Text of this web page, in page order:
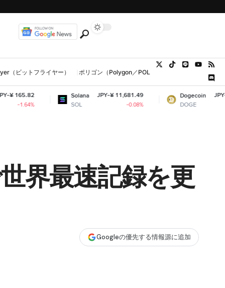
（ビットフライヤー） ポリゴン（Polygon／POL、MATIC）
Solana
SOL
JPY-¥ 11,681.49
Dogecoin
DOGE
JPY-¥ 11.01
+0.01%
界最速記録を更
Googleの優先する情報源に追加